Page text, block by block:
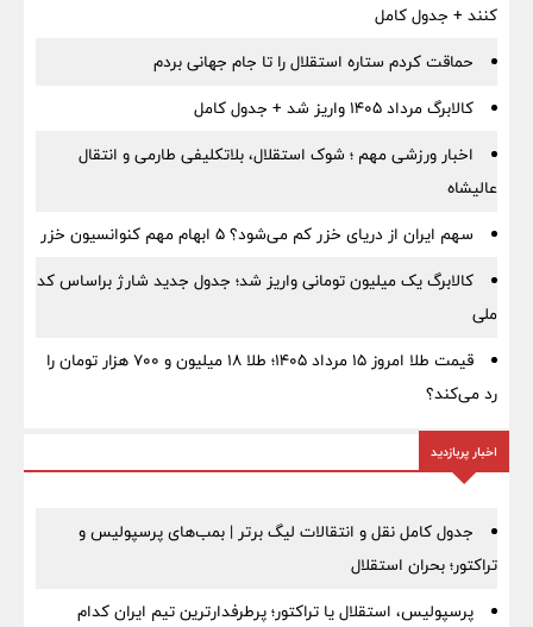
کنند + جدول کامل
حماقت کردم ستاره استقلال را تا جام جهانی بردم
کالابرگ مرداد ۱۴۰۵ واریز شد + جدول کامل
اخبار ورزشی مهم ؛ شوک استقلال، بلاتکلیفی طارمی و انتقال
عالیشاه
سهم ایران از دریای خزر کم می‌شود؟ ۵ ابهام مهم کنوانسیون خزر
کالابرگ یک میلیون تومانی واریز شد؛ جدول جدید شارژ براساس کد
ملی
قیمت طلا امروز ۱۵ مرداد ۱۴۰۵؛ طلا ۱۸ میلیون و ۷۰۰ هزار تومان را
رد می‌کند؟
اخبار پربازدید
جدول کامل نقل و انتقالات لیگ برتر | بمب‌های پرسپولیس و
تراکتور؛ بحران استقلال
پرسپولیس، استقلال یا تراکتور؛ پرطرفدارترین تیم ایران کدام